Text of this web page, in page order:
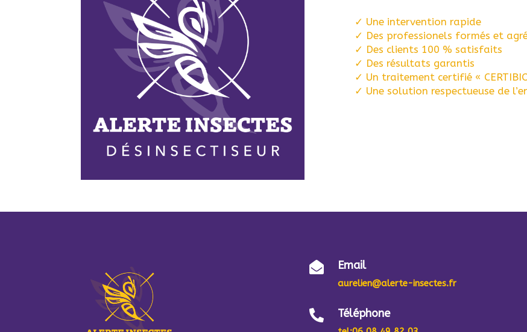
✓ Une intervention rapide
✓ Des professionels formés et
✓ Des clients 100 % satisfaits
✓ Des résultats garantis
✓ Un traitement certifié «
✓ Une solution respectueuse de
 Email
aurelien@alerte-insectes.fr
 Téléphone